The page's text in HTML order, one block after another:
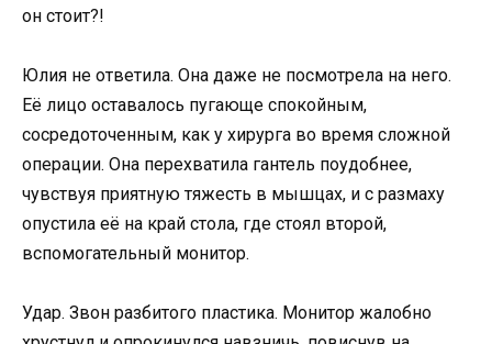
он стоит?!
Юлия не ответила. Она даже не посмотрела на него.
Её лицо оставалось пугающе спокойным,
сосредоточенным, как у хирурга во время сложной
операции. Она перехватила гантель поудобнее,
чувствуя приятную тяжесть в мышцах, и с размаху
опустила её на край стола, где стоял второй,
вспомогательный монитор.
Удар. Звон разбитого пластика. Монитор жалобно